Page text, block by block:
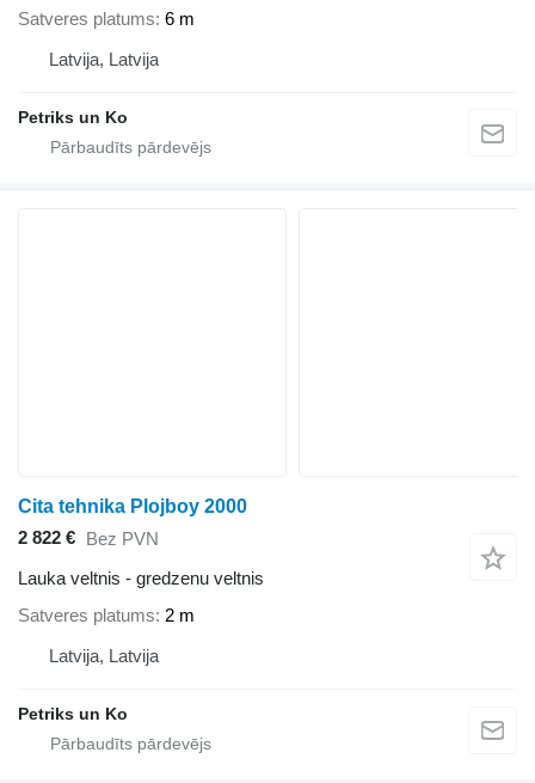
Satveres platums 6 m
Latvija, Latvija
Petriks un Ko
Cita tehnika Plojboy 2000
2 822 € Bez PVN
Lauka veltnis - gredzenu veltnis
Satveres platums 2 m
Latvija, Latvija
Petriks un Ko